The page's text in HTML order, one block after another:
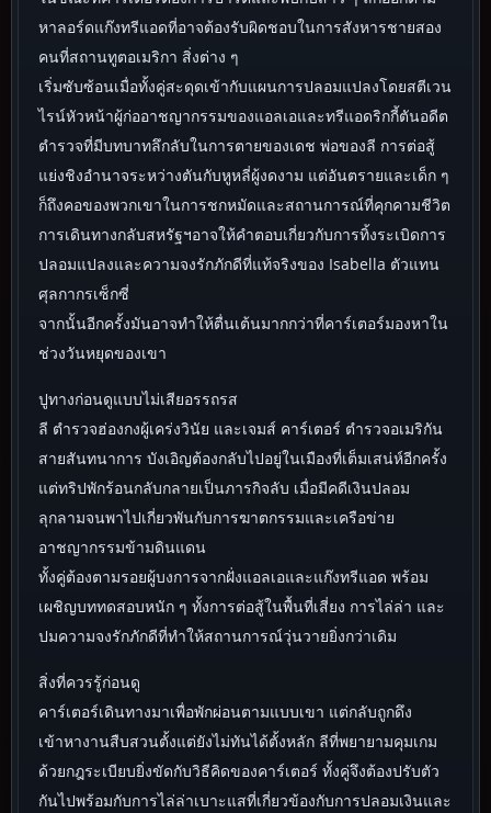
หาลอร์ดแก๊งทรีแอดที่อาจต้องรับผิดชอบในการสังหารชายสอง
คนที่สถานทูตอเมริกา สิ่งต่าง ๆ
เริ่มซับซ้อนเมื่อทั้งคู่สะดุดเข้ากับแผนการปลอมแปลงโดยสตีเวน
ไรน์หัวหน้าผู้ก่ออาชญากรรมของแอลเอและทรีแอดริกกี้ตันอดีต
ตำรวจที่มีบทบาทลึกลับในการตายของเดช พ่อของลี การต่อสู้
แย่งชิงอำนาจระหว่างตันกับหูหลี่ผู้งดงาม แต่อันตรายและเด็ก ๆ
ก็ถึงคอของพวกเขาในการชกหมัดและสถานการณ์ที่คุกคามชีวิต
การเดินทางกลับสหรัฐฯอาจให้คำตอบเกี่ยวกับการทิ้งระเบิดการ
ปลอมแปลงและความจงรักภักดีที่แท้จริงของ Isabella ตัวแทน
ศุลกากรเซ็กซี่
จากนั้นอีกครั้งมันอาจทำให้ตื่นเต้นมากกว่าที่คาร์เตอร์มองหาใน
ช่วงวันหยุดของเขา
ปูทางก่อนดูแบบไม่เสียอรรถรส
ลี ตำรวจฮ่องกงผู้เคร่งวินัย และเจมส์ คาร์เตอร์ ตำรวจอเมริกัน
สายสันทนาการ บังเอิญต้องกลับไปอยู่ในเมืองที่เต็มเสน่ห์อีกครั้ง
แต่ทริปพักร้อนกลับกลายเป็นภารกิจลับ เมื่อมีคดีเงินปลอม
ลุกลามจนพาไปเกี่ยวพันกับการฆาตกรรมและเครือข่าย
อาชญากรรมข้ามดินแดน
ทั้งคู่ต้องตามรอยผู้บงการจากฝั่งแอลเอและแก๊งทรีแอด พร้อม
เผชิญบททดสอบหนัก ๆ ทั้งการต่อสู้ในพื้นที่เสี่ยง การไล่ล่า และ
ปมความจงรักภักดีที่ทำให้สถานการณ์วุ่นวายยิ่งกว่าเดิม
สิ่งที่ควรรู้ก่อนดู
คาร์เตอร์เดินทางมาเพื่อพักผ่อนตามแบบเขา แต่กลับถูกดึง
เข้าหางานสืบสวนตั้งแต่ยังไม่ทันได้ตั้งหลัก ลีที่พยายามคุมเกม
ด้วยกฎระเบียบยิ่งขัดกับวิธีคิดของคาร์เตอร์ ทั้งคู่จึงต้องปรับตัว
กันไปพร้อมกับการไล่ล่าเบาะแสที่เกี่ยวข้องกับการปลอมเงินและ